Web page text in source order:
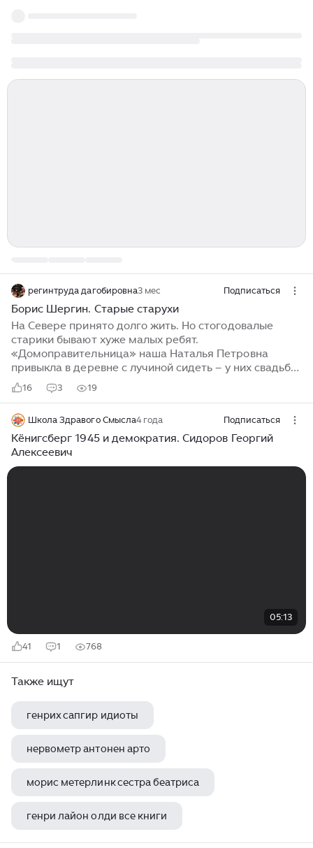
регинтруда дагобировна3 мес Подписаться
Борис Шергин. Старые старухи
На Севере принято долго жить. Но стогодовалые
старики бывают хуже малых ребят.
«Домоправительница» наша Наталья Петровна
привыкла в деревне с лучиной сидеть – у них свадьбы
при лучинах рядят, керосиновой лампой
пренебрегала. Откопала в чулане древний светец,
соснова лучинушка! Сядешь около – светло и рукам
тепло. И хитрости никакой нету. Нащепал хоть воз – и
живи без заботы. Лес везде есть… А керосин – вонища
от него, карману изъян, на стекла расход; лампу от
16 3 19
Школа Здравого Смысла4 года Подписаться
Кёнигсберг 1945 и демократия. Сидоров Георгий
Алексеевич
05:13
41 1 768
Также ищут
генрих сапгир идиоты
нервометр антонен арто
морис метерлинк сестра беатриса
генри лайон олди все книги